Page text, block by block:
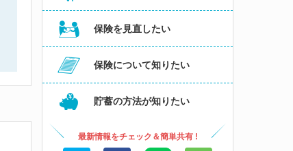
保険を見直したい
保険について知りたい
貯蓄の方法が知りたい
最新情報をチェック＆簡単共有 !